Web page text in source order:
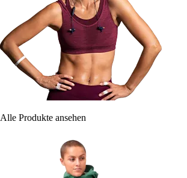
Alle Produkte ansehen